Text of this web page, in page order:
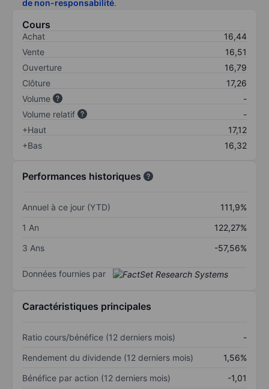
de non-responsabilité.
Cours
Achat
16,44
Vente
16,51
Ouverture
16,79
Clôture
17,26
Volume
-
Volume relatif
-
+Haut
17,12
+Bas
16,32
Performances historiques
Annuel à ce jour (YTD)
111,9%
1 An
122,27%
3 Ans
-57,56%
Données fournies par
Caractéristiques principales
Ratio cours/bénéfice (12 derniers mois)
-
Rendement du dividende (12 derniers mois)
1,56%
Bénéfice par action (12 derniers mois)
-1,01